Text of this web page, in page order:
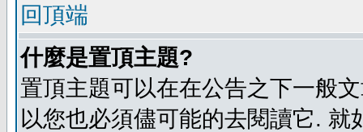
回頂端
什麼是置頂主題?
置頂主題可以在在公告之下一般
以您也必須儘可能的去閱讀它.